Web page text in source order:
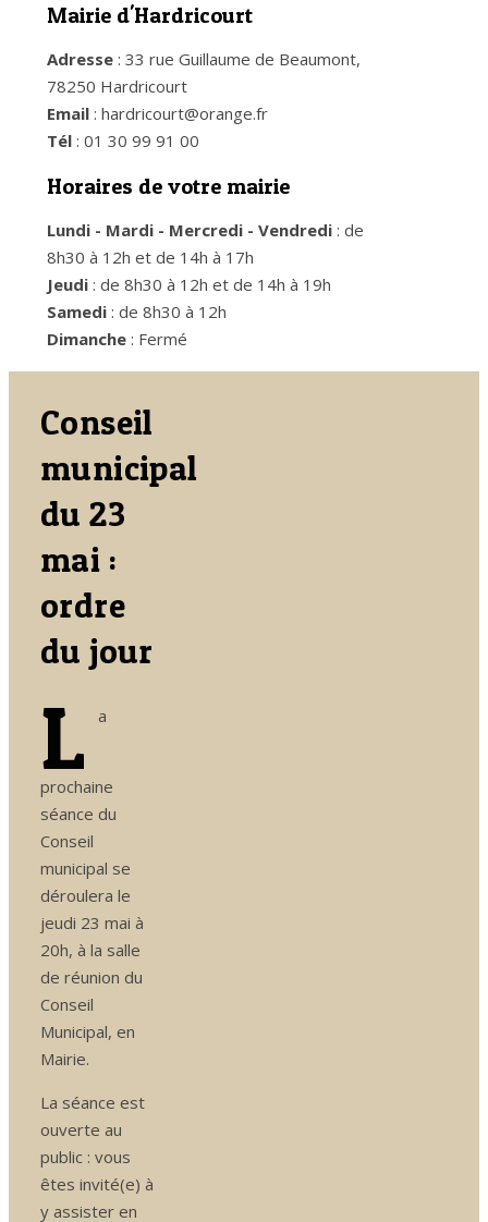
Mairie d'Hardricourt
Adresse : 33 rue Guillaume de Beaumont,
78250 Hardricourt
Email : hardricourt@orange.fr
Tél : 01 30 99 91 00
Horaires de votre mairie
Lundi - Mardi - Mercredi - Vendredi : de
8h30 à 12h et de 14h à 17h
Jeudi : de 8h30 à 12h et de 14h à 19h
Samedi : de 8h30 à 12h
Dimanche : Fermé
Conseil
municipal
du 23
mai :
ordre
du jour
L a
prochaine
séance du
Conseil
municipal se
déroulera le
jeudi 23 mai à
20h, à la salle
de réunion du
Conseil
Municipal, en
Mairie.
La séance est
ouverte au
public : vous
êtes invité(e) à
y assister en